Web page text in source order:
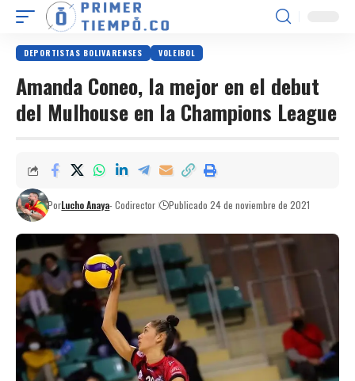
DEPORTISTAS BOLIVARENSES VOLEIBOL
Amanda Coneo, la mejor en el debut
del Mulhouse en la Champions League
PorLucho Anaya- Codirector Publicado 24 de noviembre de 2021